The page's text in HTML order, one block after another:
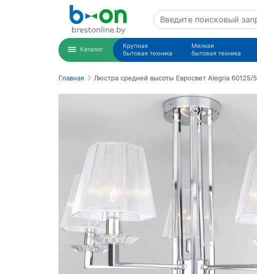
Каталог
Крупная
бытовая техника
Мелкая
бытовая техника
Главная Люстра средней высоты Евросвет Alegria 60125/5